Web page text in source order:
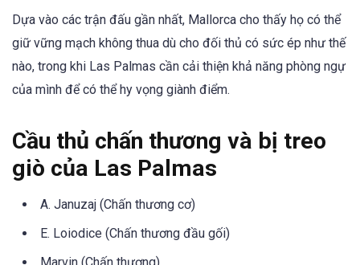
Dựa vào các trận đấu gần nhất, Mallorca cho thấy họ có thể
giữ vững mạch không thua dù cho đối thủ có sức ép như thế
nào, trong khi Las Palmas cần cải thiện khả năng phòng ngự
của mình để có thể hy vọng giành điểm.
Cầu thủ chấn thương và bị treo
giò của Las Palmas
A. Januzaj (Chấn thương cơ)
E. Loiodice (Chấn thương đầu gối)